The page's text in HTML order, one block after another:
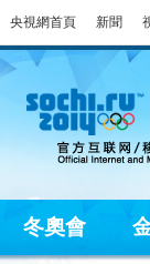
央視網首頁 新聞
冬奧會